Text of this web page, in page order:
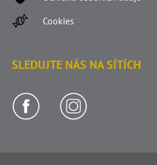
Cookies
SLEDUJTE NÁS NA SÍTÍCH